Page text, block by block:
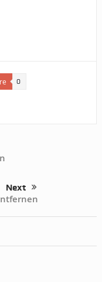
0
Next